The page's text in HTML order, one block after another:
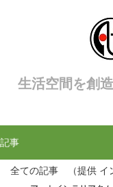
生活空間を創
記事
全ての記事 （提供 イ